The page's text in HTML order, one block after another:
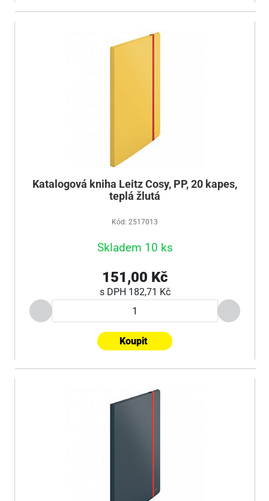
Katalogová kniha Leitz Cosy, PP, 20 kapes,
teplá žlutá
Kód: 2517013
Skladem 10 ks
151,00 Kč
s DPH 182,71 Kč
Koupit